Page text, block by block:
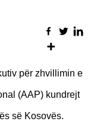
për zhvillimin e
(AAP) kundrejt
së Kosovës.